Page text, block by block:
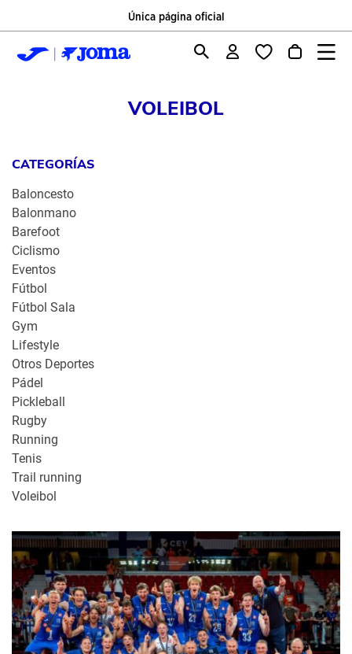
Única página oficial
VOLEIBOL
CATEGORÍAS
Baloncesto
Balonmano
Barefoot
Ciclismo
Eventos
Fútbol
Fútbol Sala
Gym
Lifestyle
Otros Deportes
Pádel
Pickleball
Rugby
Running
Tenis
Trail running
Voleibol